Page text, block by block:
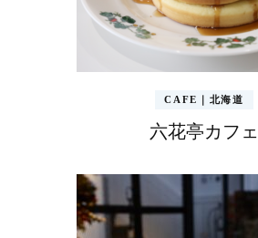
CAFE｜北海道
六花亭カフェ